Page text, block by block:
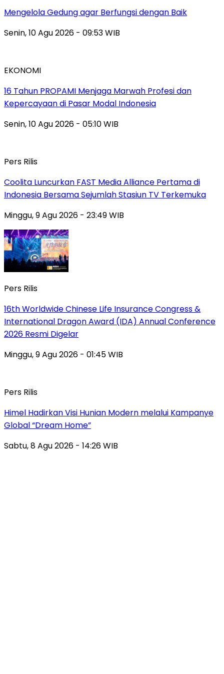
Mengelola Gedung agar Berfungsi dengan Baik
Senin, 10 Agu 2026 - 09:53 WIB
EKONOMI
16 Tahun PROPAMI Menjaga Marwah Profesi dan
Kepercayaan di Pasar Modal Indonesia
Senin, 10 Agu 2026 - 05:10 WIB
Pers Rilis
Coolita Luncurkan FAST Media Alliance Pertama di
Indonesia Bersama Sejumlah Stasiun TV Terkemuka
Minggu, 9 Agu 2026 - 23:49 WIB
Pers Rilis
16th Worldwide Chinese Life Insurance Congress &
International Dragon Award (IDA) Annual Conference
2026 Resmi Digelar
Minggu, 9 Agu 2026 - 01:45 WIB
Pers Rilis
Himel Hadirkan Visi Hunian Modern melalui Kampanye
Global “Dream Home”
Sabtu, 8 Agu 2026 - 14:26 WIB